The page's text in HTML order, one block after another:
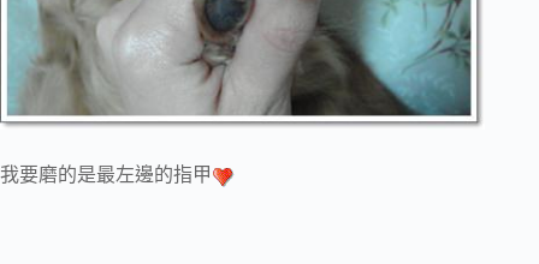
我要磨的是最左邊的指甲